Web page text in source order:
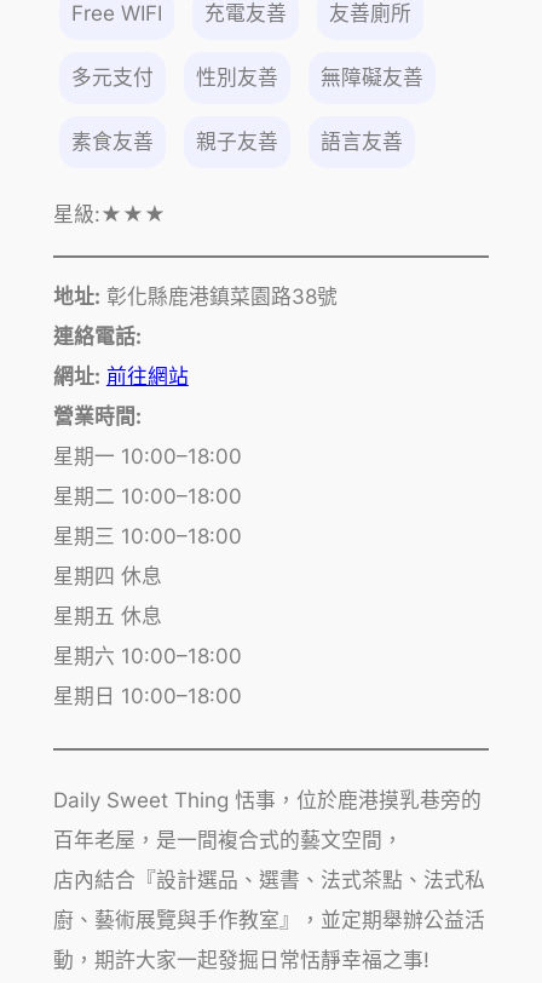
Free WIFI 充電友善 友善廁所
多元支付 性別友善 無障礙友善
素食友善 親子友善 語言友善
星級:★★★
地址: 彰化縣鹿港鎮菜園路38號
連絡電話:
網址: 前往網站
營業時間:
星期一 10:00–18:00
星期二 10:00–18:00
星期三 10:00–18:00
星期四 休息
星期五 休息
星期六 10:00–18:00
星期日 10:00–18:00
Daily Sweet Thing 恬事，位於鹿港摸乳巷旁的
百年老屋，是一間複合式的藝文空間，
店內結合『設計選品、選書、法式茶點、法式私
廚、藝術展覽與手作教室』，並定期舉辦公益活
動，期許大家一起發掘日常恬靜幸福之事!